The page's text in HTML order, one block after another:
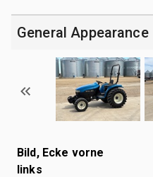
General Appearance
Bild, Ecke vorne
links